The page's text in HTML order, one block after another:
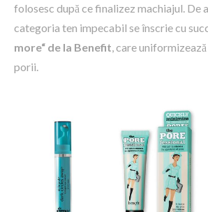
folosesc după ce finalizez machiajul. De
categoria ten impecabil se înscrie cu
more“ de la Benefit , care
porii.